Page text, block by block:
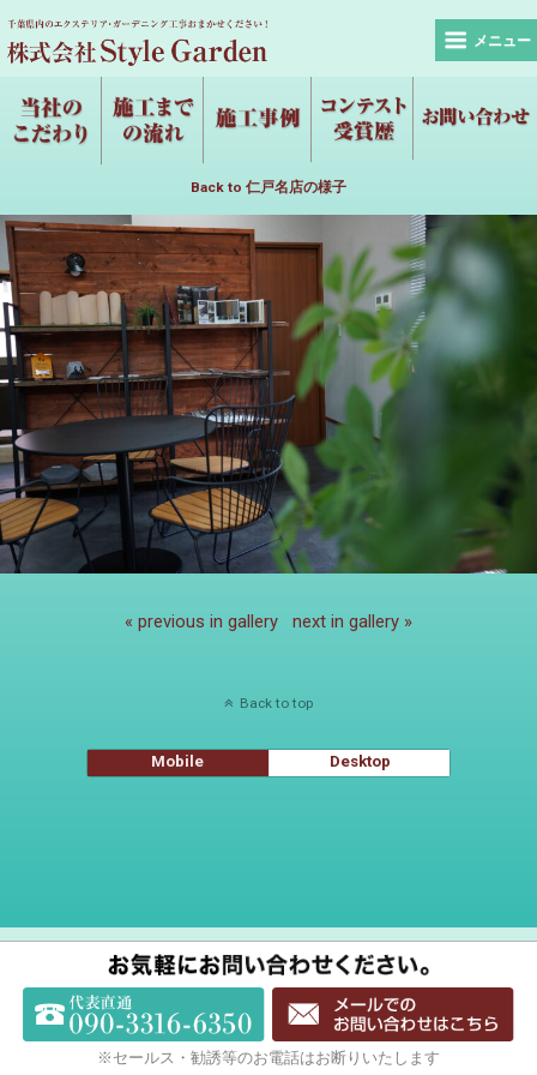
メニュー
Back to 仁戸名店の様子
« previous in gallery next in gallery »
Back to top
Mobile Desktop
※セールス・勧誘等のお電話はお断りいたします